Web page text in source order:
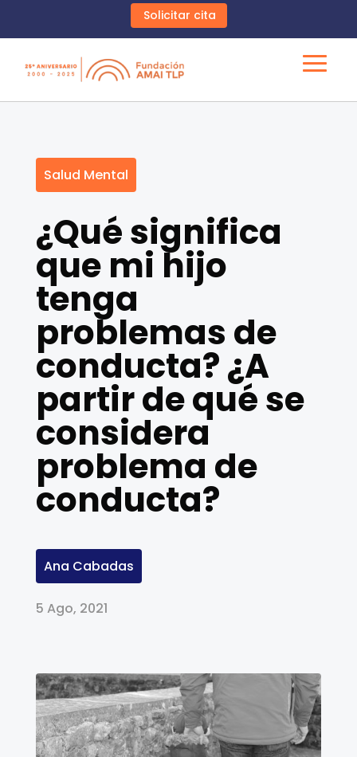
Solicitar cita
Salud Mental
¿Qué significa
que mi hijo
tenga
problemas de
conducta? ¿A
partir de qué se
considera
problema de
conducta?
Ana Cabadas
5 Ago, 2021